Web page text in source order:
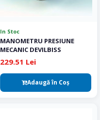
In Stoc
MANOMETRU PRESIUNE
MECANIC DEVILBISS
229.51 Lei
Adaugă în Coş